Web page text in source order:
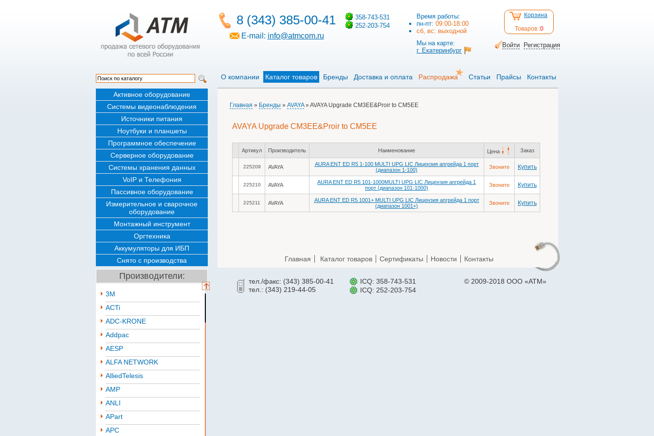
Активное оборудование
Системы видеонаблюдения
Источники питания
Ноутбуки и планшеты
Программное обеспечение
Серверное оборудование
Системы хранения данных
VoIP и Телефония
Пассивное оборудование
Измерительное и сварочное
оборудование
Монтажный инструмент
Оргтехника
Аккумуляторы для ИБП
Снято с производства
Производители:
3M
ACTi
ADC-KRONE
Addpac
AESP
ALFA NETWORK
AlliedTelesis
AMP
ANLI
APart
APC
8 (343) 385-00-41
E-mail: info@atmcom.ru
358-743-531
252-203-754
Время работы:
пн-пт: 09:00-18:00
сб, вс: выходной
Мы на карте:
г. Екатеринбург
Корзина
Товаров :0
Войти Регистрация
О компании Каталог товаров Бренды Доставка и оплата Распродажа Статьи Прайсы Контакты
Главная » Бренды » AVAYA» AVAYA Upgrade CM3EE&Proir to CM5EE
AVAYA Upgrade CM3EE&Proir to CM5EE
Артикул Производитель Наименование Цена Заказ
225209 AVAYA
AURA ENT ED R5 1-100 MULTI UPG LIC Лицензия апгрейда 1 порт
(диапазон 1-100)
Звоните Купить
225210 AVAYA
AURA ENT ED R5 101-1000MULTI UPG LIC Лицензия апгрейда 1
порт (диапазон 101-1000)
Звоните Купить
225211 AVAYA
AURA ENT ED R5 1001+ MULTI UPG LIC Лицензия апгрейда 1 порт
(диапазон 1001+)
Звоните Купить
Главная Каталог товаров Сертификаты Новости Контакты
тел./факс: (343) 385-00-41
тел.: (343) 219-44-05
ICQ: 358-743-531
ICQ: 252-203-754
© 2009-2018 ООО «АТМ»